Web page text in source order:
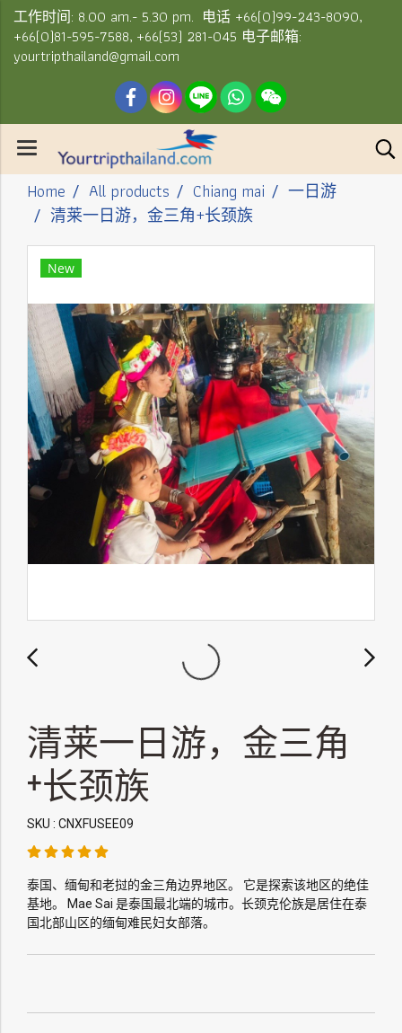
工作时间: 8.00 am.- 5.30 pm. 电话 +66(0)99-243-8090,
+66(0)81-595-7588, +66(53) 281-045 电子邮箱:
yourtripthailand@gmail.com
Home All products Chiang mai
一日游
清莱一日游，金三角+长颈族
New
清莱一日游，金三角
+长颈族
SKU : CNXFUSEE09
泰国、缅甸和老挝的金三角边界地区。 它是探索该地区的绝佳
基地。 Mae Sai 是泰国最北端的城市。长颈克伦族是居住在泰
国北部山区的缅甸难民妇女部落。